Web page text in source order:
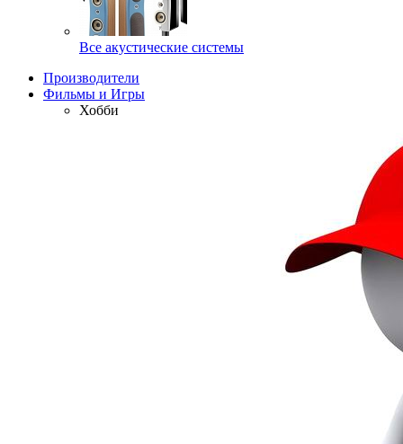
Все акустические системы
Производители
Фильмы и Игры
Хобби